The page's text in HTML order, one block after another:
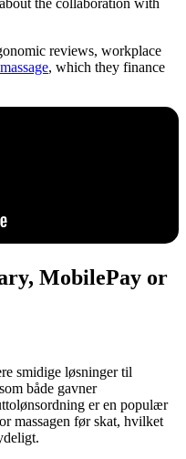
reviews, workplace
, which they finance
MobilePay or
smidige løsninger til
både gavner
er en populær
massagen før skat, hvilket